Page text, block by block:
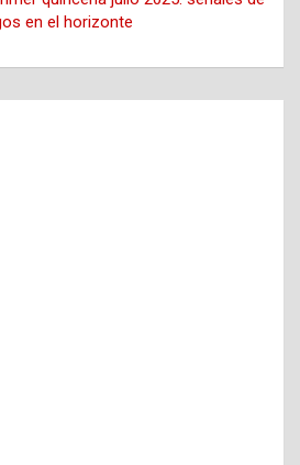
en el horizonte